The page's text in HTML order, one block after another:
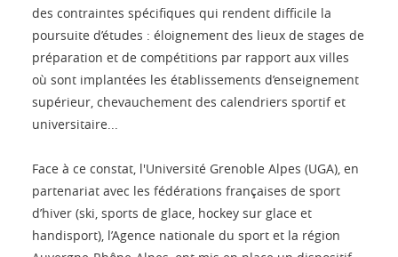
des contraintes spécifiques qui rendent difficile la
poursuite d’études : éloignement des lieux de stages de
préparation et de compétitions par rapport aux villes
où sont implantées les établissements d’enseignement
supérieur, chevauchement des calendriers sportif et
universitaire...
Face à ce constat, l'Université Grenoble Alpes (UGA), en
partenariat avec les fédérations françaises de sport
d’hiver (ski, sports de glace, hockey sur glace et
handisport), l’Agence nationale du sport et la région